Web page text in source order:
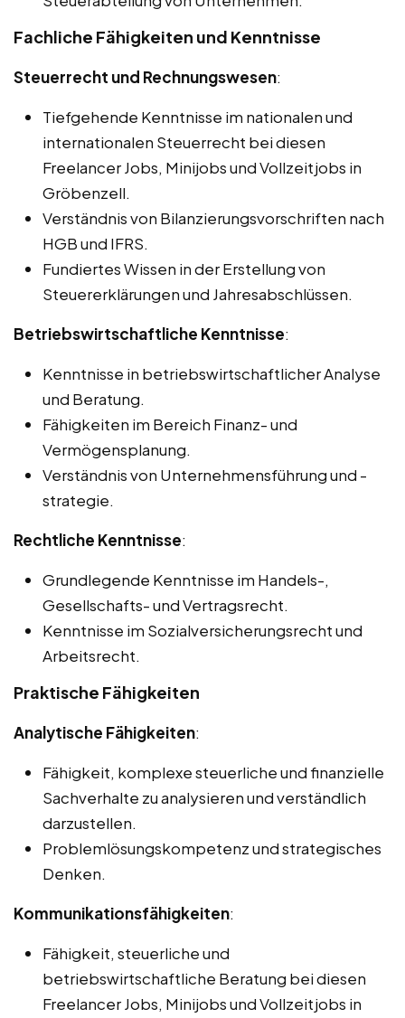
Fachliche Fähigkeiten und Kenntnisse
Steuerrecht und Rechnungswesen:
Tiefgehende Kenntnisse im nationalen und
internationalen Steuerrecht bei diesen
Freelancer Jobs, Minijobs und Vollzeitjobs in
Gröbenzell.
Verständnis von Bilanzierungsvorschriften nach
HGB und IFRS.
Fundiertes Wissen in der Erstellung von
Steuererklärungen und Jahresabschlüssen.
Betriebswirtschaftliche Kenntnisse:
Kenntnisse in betriebswirtschaftlicher Analyse
und Beratung.
Fähigkeiten im Bereich Finanz- und
Vermögensplanung.
Verständnis von Unternehmensführung und -
strategie.
Rechtliche Kenntnisse:
Grundlegende Kenntnisse im Handels-,
Gesellschafts- und Vertragsrecht.
Kenntnisse im Sozialversicherungsrecht und
Arbeitsrecht.
Praktische Fähigkeiten
Analytische Fähigkeiten:
Fähigkeit, komplexe steuerliche und finanzielle
Sachverhalte zu analysieren und verständlich
darzustellen.
Problemlösungskompetenz und strategisches
Denken.
Kommunikationsfähigkeiten:
Fähigkeit, steuerliche und
betriebswirtschaftliche Beratung bei diesen
Freelancer Jobs, Minijobs und Vollzeitjobs in